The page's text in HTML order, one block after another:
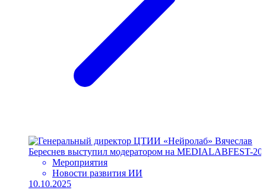
Мероприятия
Новости развития ИИ
10.10.2025